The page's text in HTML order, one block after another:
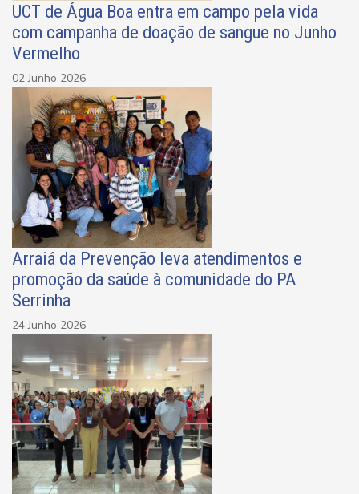
UCT de Água Boa entra em campo pela vida
com campanha de doação de sangue no Junho
Vermelho
02 Junho 2026
Arraiá da Prevenção leva atendimentos e
promoção da saúde à comunidade do PA
Serrinha
24 Junho 2026